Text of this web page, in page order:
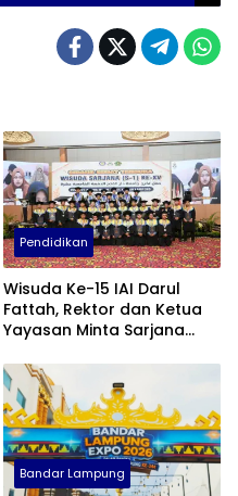
Pendidikan
Wisuda Ke-15 IAI Darul
Fattah, Rektor dan Ketua
Yayasan Minta Sarjana
Masyarakat
Bandar Lampung